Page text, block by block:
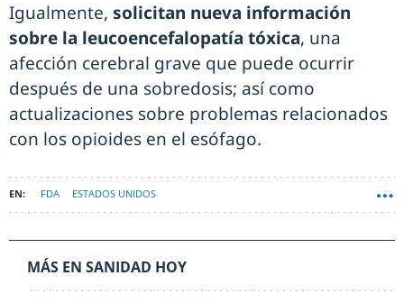
Igualmente, solicitan nueva información
sobre la leucoencefalopatía tóxica, una
afección cerebral grave que puede ocurrir
después de una sobredosis; así como
actualizaciones sobre problemas relacionados
con los opioides en el esófago.
FDA ESTADOS UNIDOS
MÁS EN SANIDAD HOY